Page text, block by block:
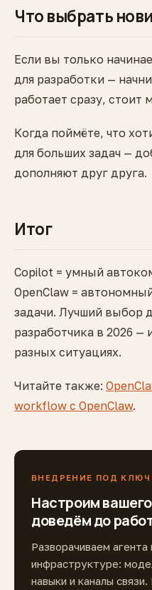
Что выбрать
Если вы только
для разработки —
работает сразу, стоит
Когда поймёте, что
для больших задач —
дополняют друг друга.
Итог
Copilot = умный
OpenClaw =
задачи. Лучший выбор
разработчика в 2026 —
разных ситуациях.
Читайте также:
workflow с OpenClaw.
ВНЕДРЕНИЕ ПОД КЛЮЧ
Настроим
доведём до
Разворачиваем агента
инфраструктуре:
навыки и каналы